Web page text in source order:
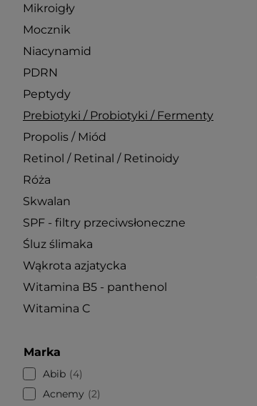
Mikroigły
Mocznik
Niacynamid
PDRN
Peptydy
Prebiotyki / Probiotyki / Fermenty
Propolis / Miód
Retinol / Retinal / Retinoidy
Róża
Skwalan
SPF - filtry przeciwsłoneczne
Śluz ślimaka
Wąkrota azjatycka
Witamina B5 - panthenol
Witamina C
Marka
Abib
4
Acnemy
2